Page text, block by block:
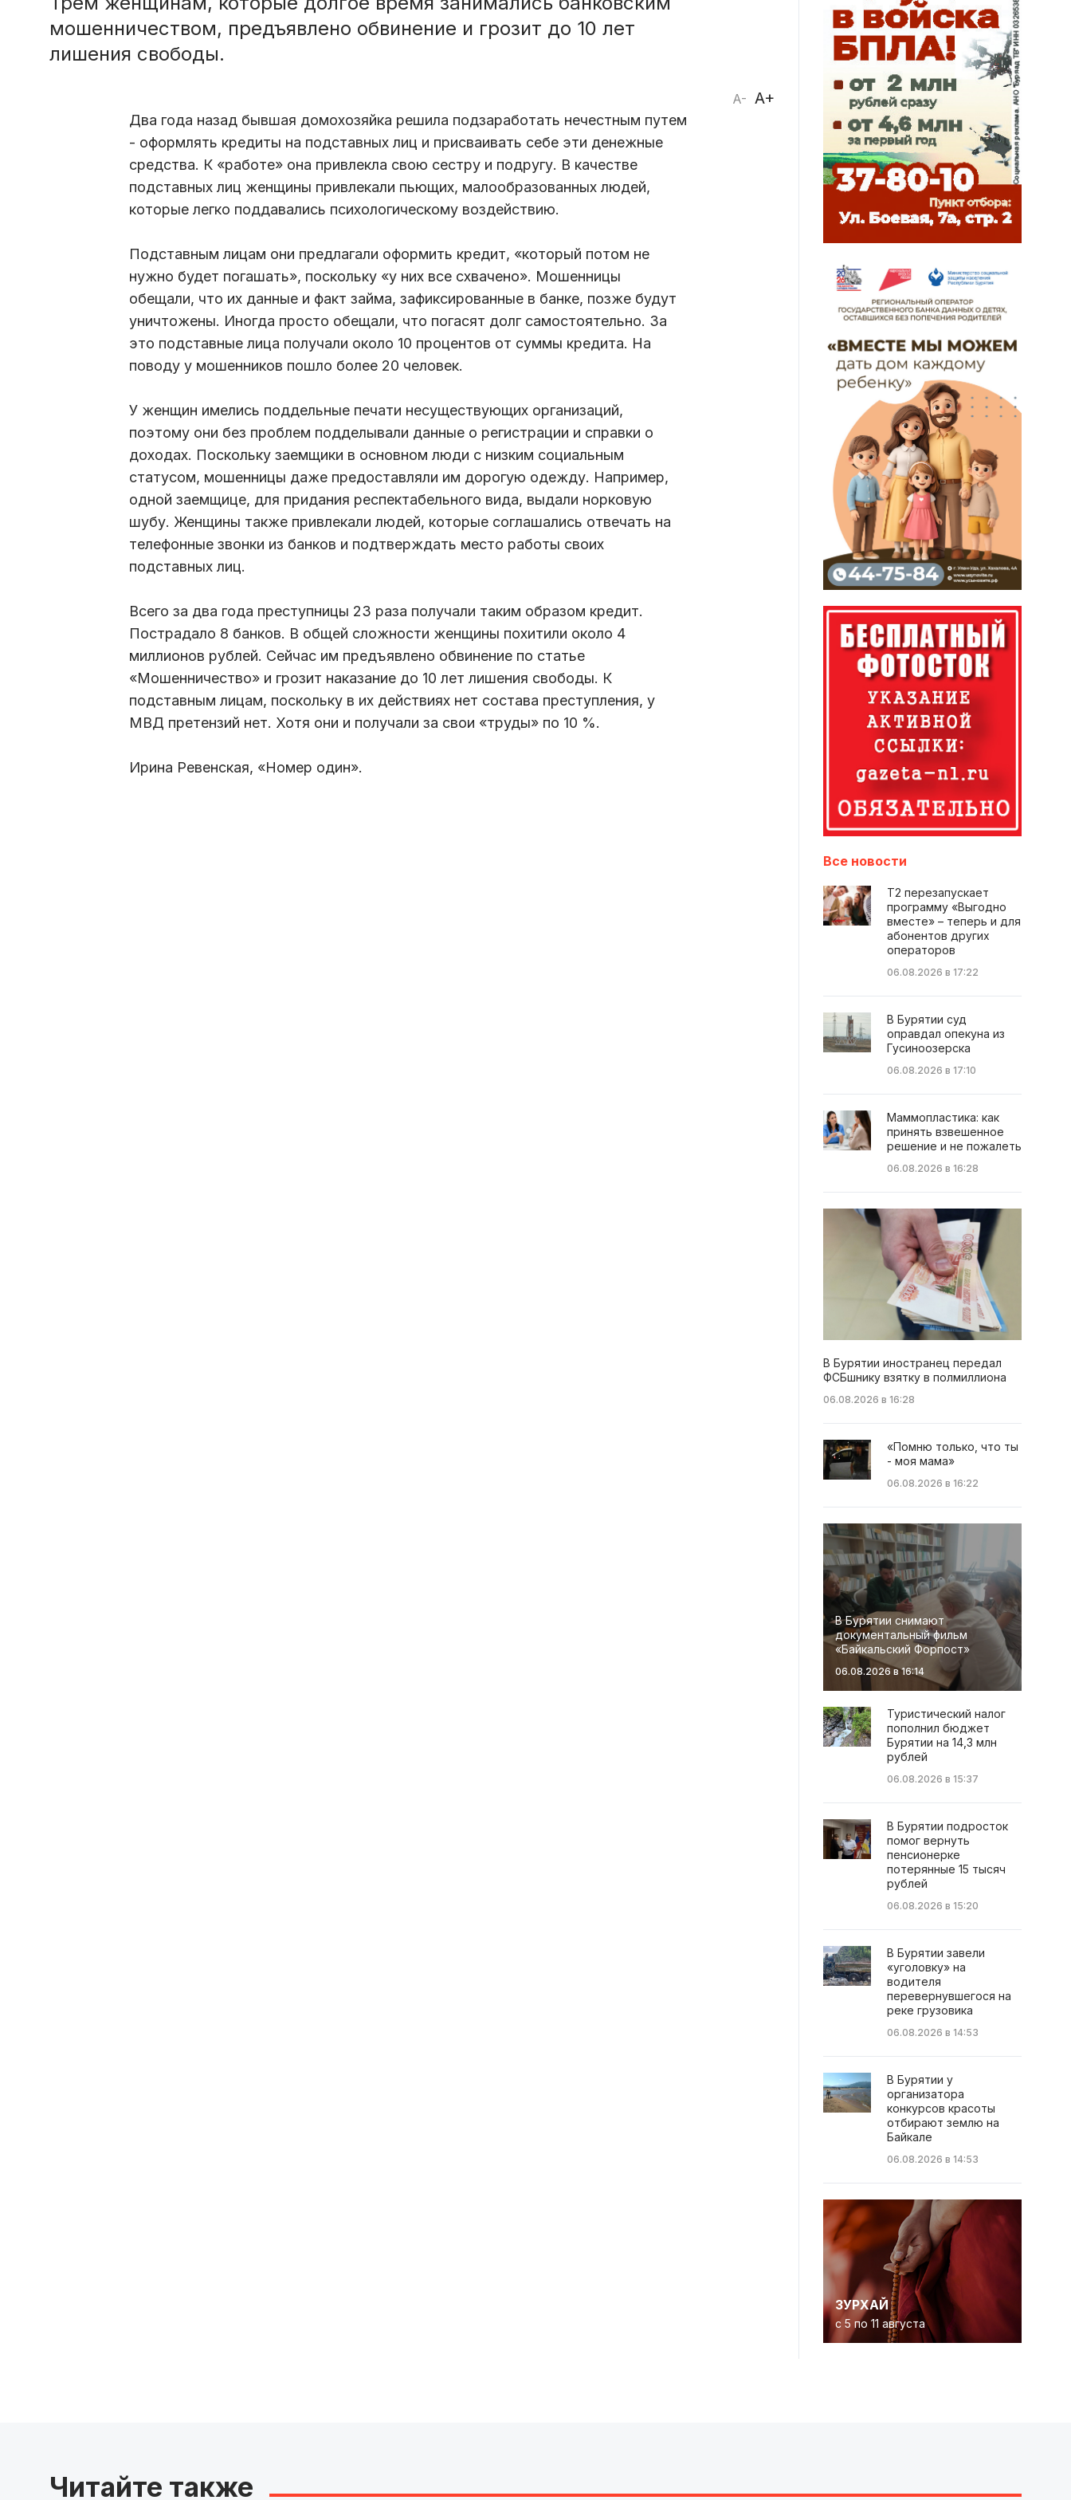
мошенничеством, предъявлено обвинение и грозит до 10 лет
лишения свободы.
A- A+
Два года назад бывшая домохозяйка решила подзаработать нечестным путем
- оформлять кредиты на подставных лиц и присваивать себе эти денежные
средства. К «работе» она привлекла свою сестру и подругу. В качестве
подставных лиц женщины привлекали пьющих, малообразованных людей,
которые легко поддавались психологическому воздействию.
Подставным лицам они предлагали оформить кредит, «который потом не
нужно будет погашать», поскольку «у них все схвачено». Мошенницы
обещали, что их данные и факт займа, зафиксированные в банке, позже будут
уничтожены. Иногда просто обещали, что погасят долг самостоятельно. За
это подставные лица получали около 10 процентов от суммы кредита. На
поводу у мошенников пошло более 20 человек.
У женщин имелись поддельные печати несуществующих организаций,
поэтому они без проблем подделывали данные о регистрации и справки о
доходах. Поскольку заемщики в основном люди с низким социальным
статусом, мошенницы даже предоставляли им дорогую одежду. Например,
одной заемщице, для придания респектабельного вида, выдали норковую
шубу. Женщины также привлекали людей, которые соглашались отвечать на
телефонные звонки из банков и подтверждать место работы своих
подставных лиц.
Всего за два года преступницы 23 раза получали таким образом кредит.
Пострадало 8 банков. В общей сложности женщины похитили около 4
миллионов рублей. Сейчас им предъявлено обвинение по статье
«Мошенничество» и грозит наказание до 10 лет лишения свободы. К
подставным лицам, поскольку в их действиях нет состава преступления, у
МВД претензий нет. Хотя они и получали за свои «труды» по 10 %.
Ирина Ревенская, «Номер один».
Все новости
Т2 перезапускает
программу «Выгодно
вместе» – теперь и для
абонентов других
операторов
06.08.2026 в 17:22
В Бурятии суд
оправдал опекуна из
Гусиноозерска
06.08.2026 в 17:10
Маммопластика: как
принять взвешенное
решение и не пожалеть
06.08.2026 в 16:28
В Бурятии иностранец передал
ФСБшнику взятку в полмиллиона
06.08.2026 в 16:28
«Помню только, что ты
- моя мама»
06.08.2026 в 16:22
В Бурятии снимают
документальный фильм
«Байкальский Форпост»
06.08.2026 в 16:14
Туристический налог
пополнил бюджет
Бурятии на 14,3 млн
рублей
06.08.2026 в 15:37
В Бурятии подросток
помог вернуть
пенсионерке
потерянные 15 тысяч
рублей
06.08.2026 в 15:20
В Бурятии завели
«уголовку» на
водителя
перевернувшегося на
реке грузовика
06.08.2026 в 14:53
В Бурятии у
организатора
конкурсов красоты
отбирают землю на
Байкале
06.08.2026 в 14:53
ЗУРХАЙ
с 5 по 11 августа
Читайте также